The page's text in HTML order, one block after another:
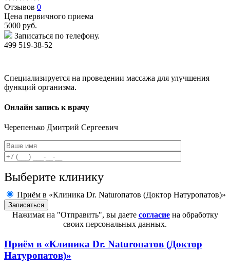
Отзывов 0
Цена первичного приема
5000 руб.
Записаться по телефону.
499 519-38-52
Специализируется на проведении массажа для улучшения
функций организма.
Онлайн запись к врачу
Черепенько Дмитрий Сергеевич
Выберите клинику
Приём в «Клиника Dr. Naturoпатов (Доктор Натуропатов)»
Нажимая на "Отправить", вы даете согласиена обработку
своих персональных данных.
Приём в «Клиника Dr. Naturoпатов (Доктор
Натуропатов)»